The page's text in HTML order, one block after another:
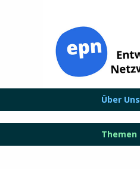
Über Uns
Themen